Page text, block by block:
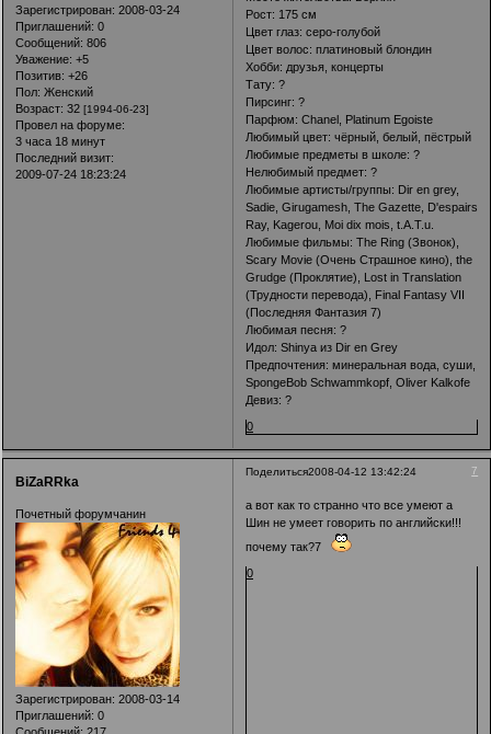
Зарегистрирован: 2008-03-24
Приглашений: 0
Сообщений: 806
Уважение: +5
Позитив: +26
Пол: Женский
Возраст: 32 [1994-06-23]
Провел на форуме:
3 часа 18 минут
Последний визит:
2009-07-24 18:23:24
Рост: 175 см
Цвет глаз: серо-голубой
Цвет волос: платиновый блондин
Хобби: друзья, концерты
Тату: ?
Пирсинг: ?
Парфюм: Chanel, Platinum Egoiste
Любимый цвет: чёрный, белый, пёстрый
Любимые предметы в школе: ?
Нелюбимый предмет: ?
Любимые артисты/группы: Dir en grey,
Sadie, Girugamesh, The Gazette, D'espairs
Ray, Kagerou, Moi dix mois, t.A.T.u.
Любимые фильмы: The Ring (Звонок),
Scary Movie (Очень Страшное кино), the
Grudge (Проклятие), Lost in Translation
(Трудности перевода), Final Fantasy VII
(Последняя Фантазия 7)
Любимая песня: ?
Идол: Shinya из Dir en Grey
Предпочтения: минеральная вода, суши,
SpongeBob Schwammkopf, Oliver Kalkofe
Девиз: ?
0
Поделиться 7
2008-04-12 13:42:24
BiZaRRka
Почетный форумчанин
Зарегистрирован: 2008-03-14
Приглашений: 0
а вот как то странно что все умеют а
Шин не умеет говорить по английски!!!
почему так?7
0